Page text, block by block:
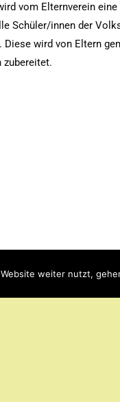
vom Elternverein eine
Schüler/innen der
Diese wird von Eltern
zubereitet.
weiter nutzt,